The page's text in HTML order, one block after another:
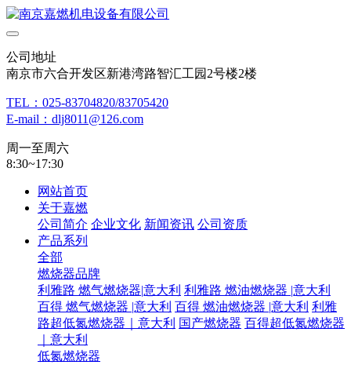
公司地址
南京市六合开发区新港湾路智汇工园2号楼2楼
TEL：025-83704820/83705420
E-mail：dlj8011@126.com
周一至周六
8:30~17:30
网站首页
关于嘉燃
公司简介 企业文化 新闻资讯 公司资质
产品系列
全部
燃烧器品牌
利雅路 燃气燃烧器|意大利 利雅路 燃油燃烧器 |意大利
百得 燃气燃烧器 |意大利 百得 燃油燃烧器 |意大利 利雅
路超低氮燃烧器｜意大利 国产燃烧器 百得超低氮燃烧器
｜意大利
低氮燃烧器